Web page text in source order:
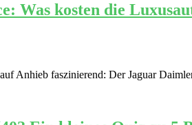
Was kosten die
Anhieb faszinierend: Der Jaguar